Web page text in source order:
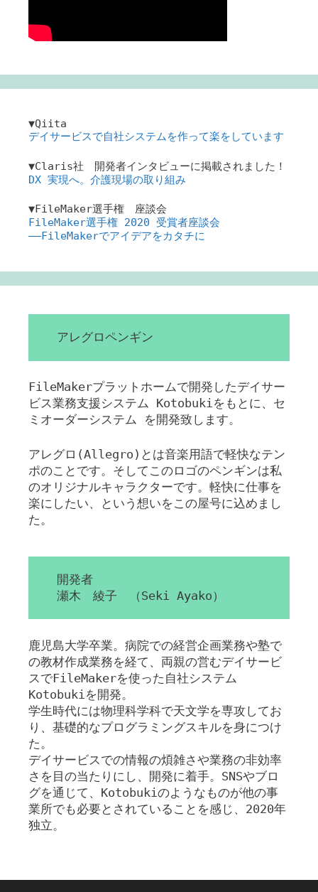
▼Qiita
デイサービスで自社システムを作って楽をしています
▼Claris社 開発者インタビューに掲載されました！
DX 実現へ。介護現場の取り組み
▼FileMaker選手権 座談会
FileMaker選手権 2020 受賞者座談会
――FileMakerでアイデアをカタチに
アレグロペンギン
FileMakerプラットホームで開発したデイサー
ビス業務支援システム Kotobukiをもとに、セ
ミオーダーシステム を開発致します。
アレグロ(Allegro)とは音楽用語で軽快なテン
ポのことです。そしてこのロゴのペンギンは私
のオリジナルキャラクターです。軽快に仕事を
楽にしたい、という想いをこの屋号に込めまし
た。
開発者
瀬木 綾子 （Seki Ayako）
鹿児島大学卒業。病院での経営企画業務や塾で
の教材作成業務を経て、両親の営むデイサービ
スでFileMakerを使った自社システム
Kotobukiを開発。
学生時代には物理科学科で天文学を専攻してお
り、基礎的なプログラミングスキルを身につけ
た。
デイサービスでの情報の煩雑さや業務の非効率
さを目の当たりにし、開発に着手。SNSやブロ
グを通じて、Kotobukiのようなものが他の事
業所でも必要とされていることを感じ、2020年
独立。